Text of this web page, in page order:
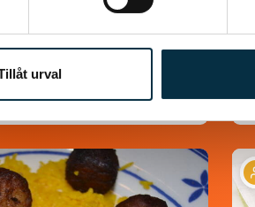
urval
att göra dessutom. i
så var det halva…